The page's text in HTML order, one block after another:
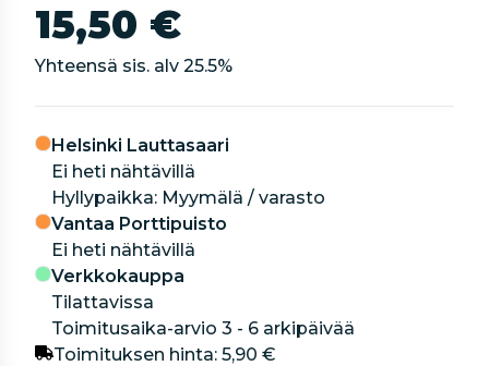
15,50 €
Yhteensä sis. alv 25.5%
Helsinki Lauttasaari
Ei heti nähtävillä
hyllypaikka: Myymälä / varasto
Vantaa Porttipuisto
Ei heti nähtävillä
Verkkokauppa
Tilattavissa
Toimitusaika-arvio 3 - 6 arkipäivää
Toimituksen hinta: 5,90 €